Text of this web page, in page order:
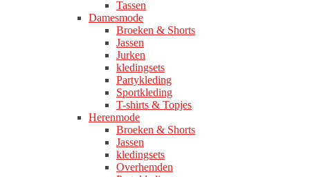
Tassen
Damesmode
Broeken & Shorts
Jassen
Jurken
kledingsets
Partykleding
Sportkleding
T-shirts & Topjes
Herenmode
Broeken & Shorts
Jassen
kledingsets
Overhemden